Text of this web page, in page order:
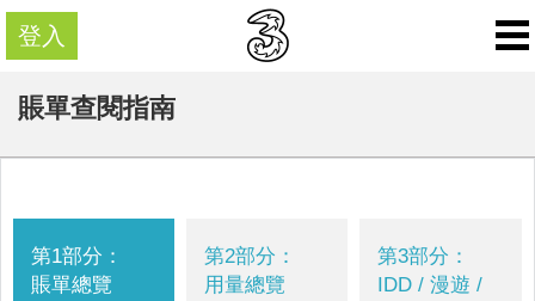
登入
賬單查閱指南
第1部分：
賬單總覽
第2部分：
用量總覽
第3部分：
IDD / 漫遊 /